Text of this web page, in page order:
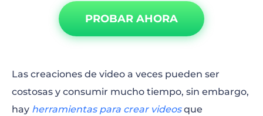
PROBAR AHORA
Las creaciones de video a veces pueden ser
costosas y consumir mucho tiempo, sin embargo,
hay herramientas para crear videosque